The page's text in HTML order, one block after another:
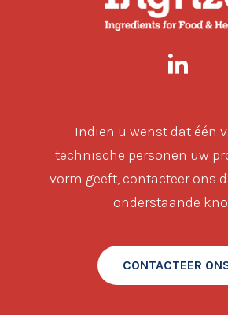
Indien u wenst dat één
technische personen uw
vorm geeft, contacteer ons
onderstaande
CONTACTEER